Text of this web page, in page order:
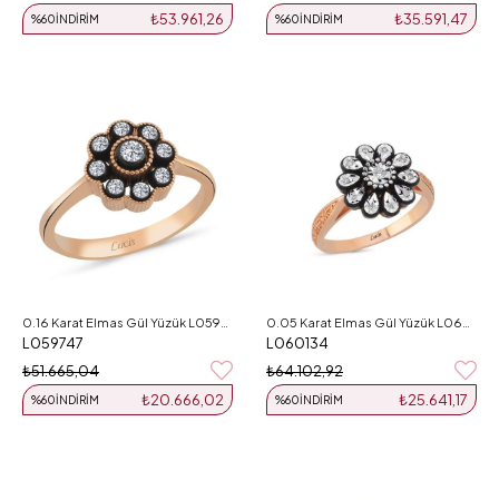
₺53.961,26
%60İNDIRIM ₺35.591,47
%60İNDIRIM
L059747
₺20.666,02
%60İNDIRIM
₺51.665,04
L060134
₺25.641,17
%60İNDIRIM
₺64.102,92